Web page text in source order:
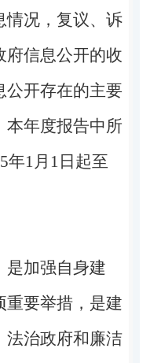
情况，复议、诉
府信息公开的收
公开存在的主要
本年度报告中所
年1月1日起至
是加强自身建
重要举措，是建
法治政府和廉洁